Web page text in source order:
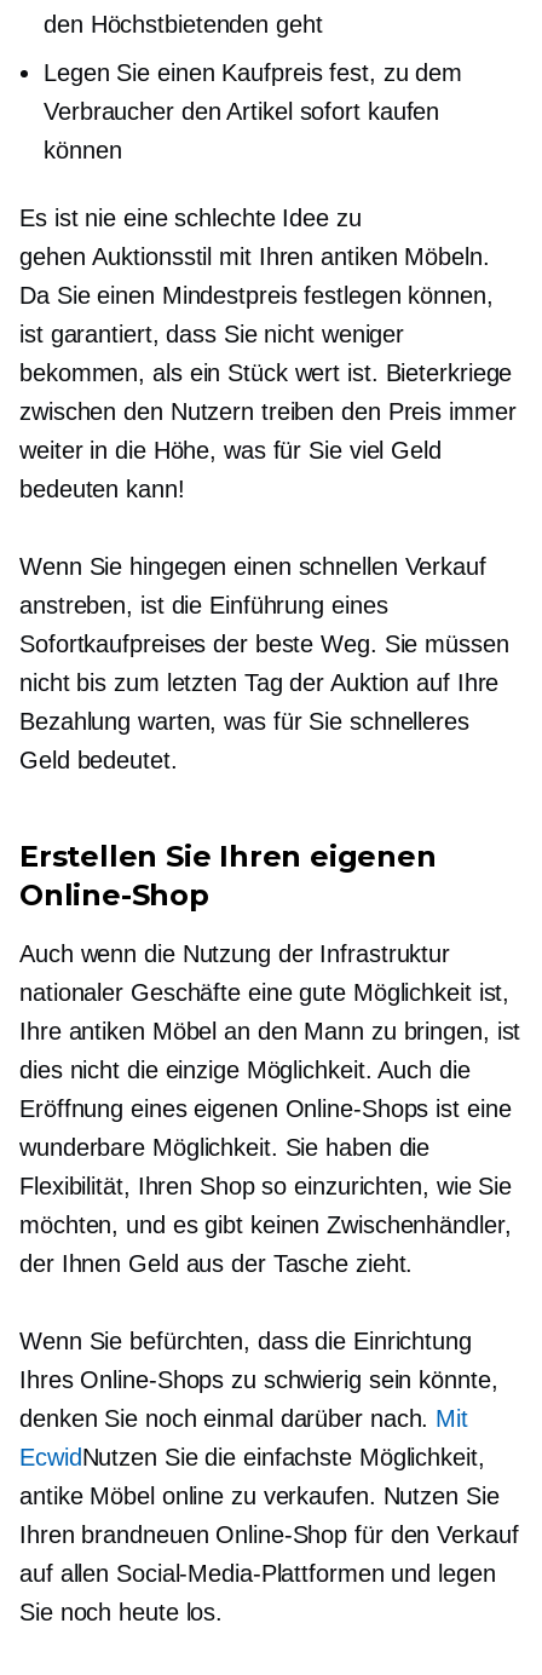
den Höchstbietenden geht
Legen Sie einen Kaufpreis fest, zu dem
Verbraucher den Artikel sofort kaufen
können
Es ist nie eine schlechte Idee zu
gehenAuktionsstil mit Ihren antiken Möbeln.
Da Sie einen Mindestpreis festlegen können,
ist garantiert, dass Sie nicht weniger
bekommen, als ein Stück wert ist. Bieterkriege
zwischen den Nutzern treiben den Preis immer
weiter in die Höhe, was für Sie viel Geld
bedeuten kann!
Wenn Sie hingegen einen schnellen Verkauf
anstreben, ist die Einführung eines
Sofortkaufpreises der beste Weg. Sie müssen
nicht bis zum letzten Tag der Auktion auf Ihre
Bezahlung warten, was für Sie schnelleres
Geld bedeutet.
Erstellen Sie Ihren eigenen
Online-Shop
Auch wenn die Nutzung der Infrastruktur
nationaler Geschäfte eine gute Möglichkeit ist,
Ihre antiken Möbel an den Mann zu bringen, ist
dies nicht die einzige Möglichkeit. Auch die
Eröffnung eines eigenen Online-Shops ist eine
wunderbare Möglichkeit. Sie haben die
Flexibilität, Ihren Shop so einzurichten, wie Sie
möchten, und es gibt keinen Zwischenhändler,
der Ihnen Geld aus der Tasche zieht.
Wenn Sie befürchten, dass die Einrichtung
Ihres Online-Shops zu schwierig sein könnte,
denken Sie noch einmal darüber nach. Mit
EcwidNutzen Sie die einfachste Möglichkeit,
antike Möbel online zu verkaufen. Nutzen Sie
Ihren brandneuen Online-Shop für den Verkauf
auf allen Social-Media-Plattformen und legen
Sie noch heute los.